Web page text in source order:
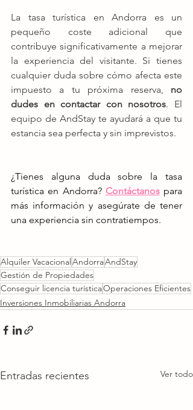
La tasa turística en Andorra es un
pequeño coste adicional que
contribuye significativamente a mejorar
la experiencia del visitante. Si tienes
cualquier duda sobre cómo afecta este
impuesto a tu próxima reserva, no
dudes en contactar con nosotros. El
equipo de AndStay te ayudará a que tu
estancia sea perfecta y sin imprevistos.
¿Tienes alguna duda sobre la tasa
turística en Andorra? Contáctanos para
más información y asegúrate de tener
una experiencia sin contratiempos.
Alquiler VacacionalAndorraAndStay
Gestión de Propiedades
Conseguir licencia turísticaOperaciones Eficientes
Inversiones Inmobiliarias Andorra
Entradas recientes Ver todo